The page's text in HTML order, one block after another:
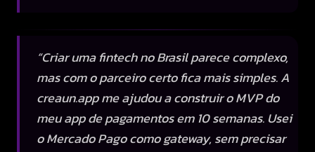
“Criar uma fintech no Brasil parece complexo,
mas com o parceiro certo fica mais simples. A
creaun.app me ajudou a construir o MVP do
meu app de pagamentos em 10 semanas. Usei
o Mercado Pago como gateway, sem precisar